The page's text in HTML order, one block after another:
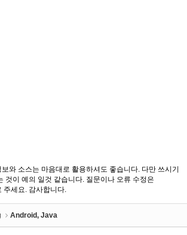
와 소스는 마음대로 활용하셔도 좋습니다. 다만 쓰시기
것이 예의 일것 같습니다. 질문이나 오류 수정은
주세요. 감사합니다.
Android, Java